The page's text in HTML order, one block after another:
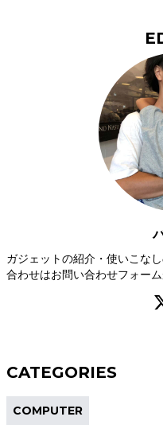
ガジェットの紹介・使いこな
合わせはお問い合わせフォー
CATEGORIES
COMPUTER